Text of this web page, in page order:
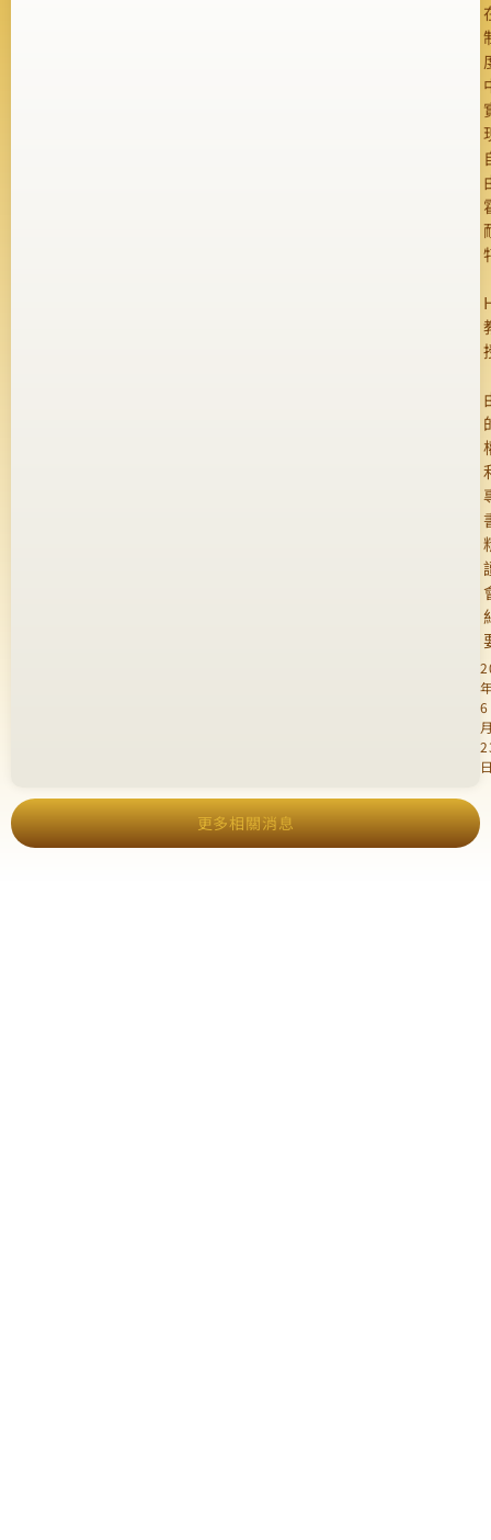
6
更多相關消息